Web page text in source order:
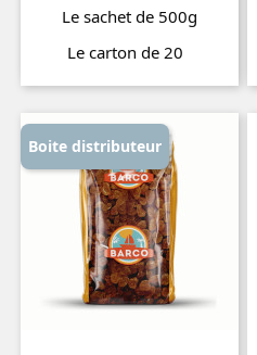
Le sachet de 500g
Le carton de 20
Prix
Boite distributeur